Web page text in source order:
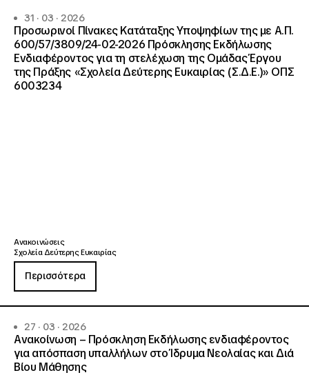
31 · 03 · 2026
Προσωρινοί Πίνακες Κατάταξης Υποψηφίων της με Α.Π.
600/57/3809/24-02-2026 Πρόσκλησης Εκδήλωσης
Ενδιαφέροντος για τη στελέχωση της Ομάδας Έργου
της Πράξης «Σχολεία Δεύτερης Ευκαιρίας (Σ.Δ.Ε.)» ΟΠΣ
6003234
Ανακοινώσεις
Σχολεία Δεύτερης Ευκαιρίας
Περισσότερα
27 · 03 · 2026
Ανακοίνωση – Πρόσκληση Εκδήλωσης ενδιαφέροντος
για απόσπαση υπαλλήλων στο Ίδρυμα Νεολαίας και Διά
Βίου Μάθησης